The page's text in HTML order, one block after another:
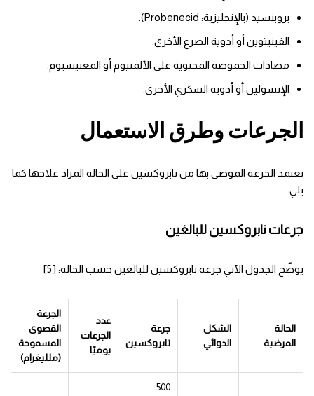
بروبنسيد (بالإنجليزية: Probenecid).
الفينيتوين أو أدوية الصرع الأخرى.
مضادات الحموضة المحتوية على الألمنيوم أو المغنيسيوم.
الإنسولين أو أدوية السكري الأخرى.
الجرعات وطرق الاستعمال
تعتمد الجرعة الموصى بها من نابروكسين على الحالة المراد علاجها كما
يلي:
جرعات نابروكسين للبالغين
يوضّح الجدول الآتي جرعة نابروكسين للبالغين حسب الحالة: [5]
الحالة
المرضية
الشكل
الدوائي
جرعة
نابروكسين
عدد
الجرعات
يوميًا
الجرعة
القصوى
المسموحة
(ملليغرام)
500